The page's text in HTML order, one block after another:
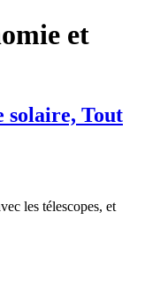
et
solaire, Tout
les télescopes, et